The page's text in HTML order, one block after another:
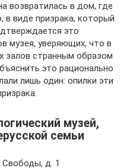
возвратилась в дом, где
виде призрака, который
это
музея, уверяющих, что в
залов странным образом
это рационально
лишь один: опилки эти
музей,
семьи
Свободы, д. 1